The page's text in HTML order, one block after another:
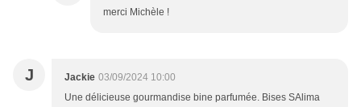
merci Michèle !
J Jackie 03/09/2024 10:00
Une délicieuse gourmandise bine parfumée. Bises SAlima